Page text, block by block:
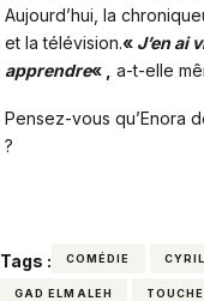
Aujourd’hui, la
et la télévision.« J’en ai
apprendre« , a-t-elle
Pensez-vous qu’Enora
?
Tags : COMÉDIE
GAD ELMALEH